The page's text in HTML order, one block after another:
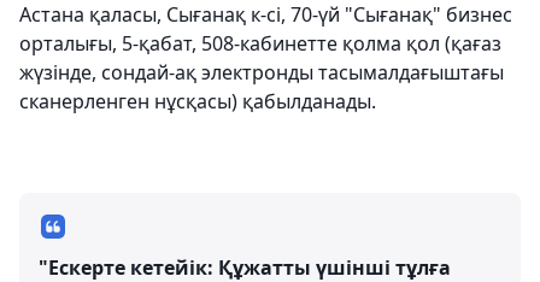
Астана қаласы, Сығанақ к-сі, 70-үй "Сығанақ" бизнес
орталығы, 5-қабат, 508-кабинетте қолма қол (қағаз
жүзінде, сондай-ақ электронды тасымалдағыштағы
сканерленген нұсқасы) қабылданады.
"Ескерте кетейік: Құжатты үшінші тұлға